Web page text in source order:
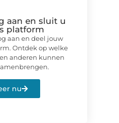
aan en sluit u
platform
aan en deel jouw
Ontdek op welke
anderen kunnen
nu